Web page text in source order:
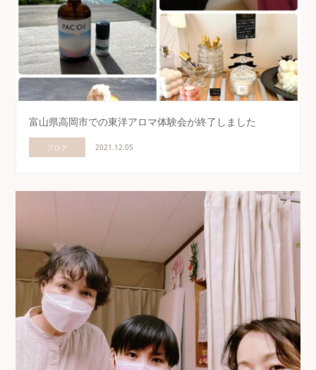
富山県高岡市での東洋アロマ体験会が終了しました
ブログ 2021.12.05